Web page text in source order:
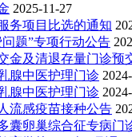
2025-11-27
务项目比选的通知
题”专项行动公告
金及清退存量门诊预
腺中医护理门诊
腺中医护理门诊
流感疫苗接种公告
囊卵巢综合征专病门